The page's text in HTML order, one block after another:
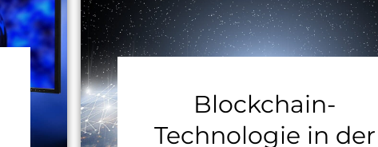
Blockchain-
Technologie in der